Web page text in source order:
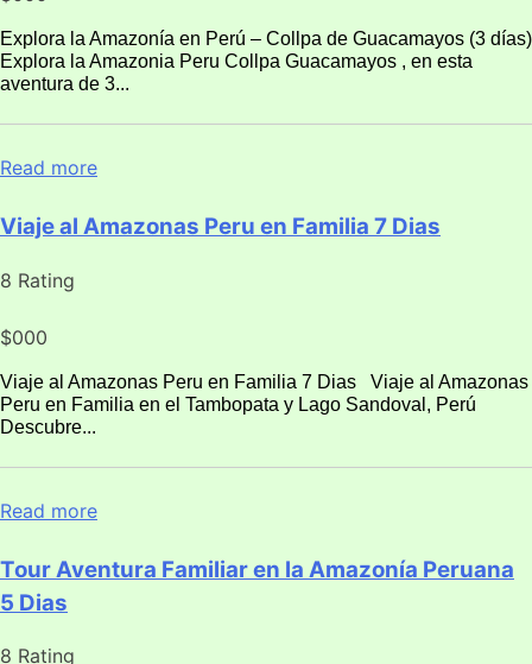
Explora la Amazonía en Perú – Collpa de Guacamayos (3 días)
Explora la Amazonia Peru Collpa Guacamayos , en esta
aventura de 3...
Read more
Viaje al Amazonas Peru en Familia 7 Dias
8 Rating
$000
Viaje al Amazonas Peru en Familia 7 Dias Viaje al Amazonas
Peru en Familia en el Tambopata y Lago Sandoval, Perú
Descubre...
Read more
Tour Aventura Familiar en la Amazonía Peruana
5 Dias
8 Rating